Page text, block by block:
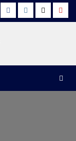
FacebookInstagram
Twitter